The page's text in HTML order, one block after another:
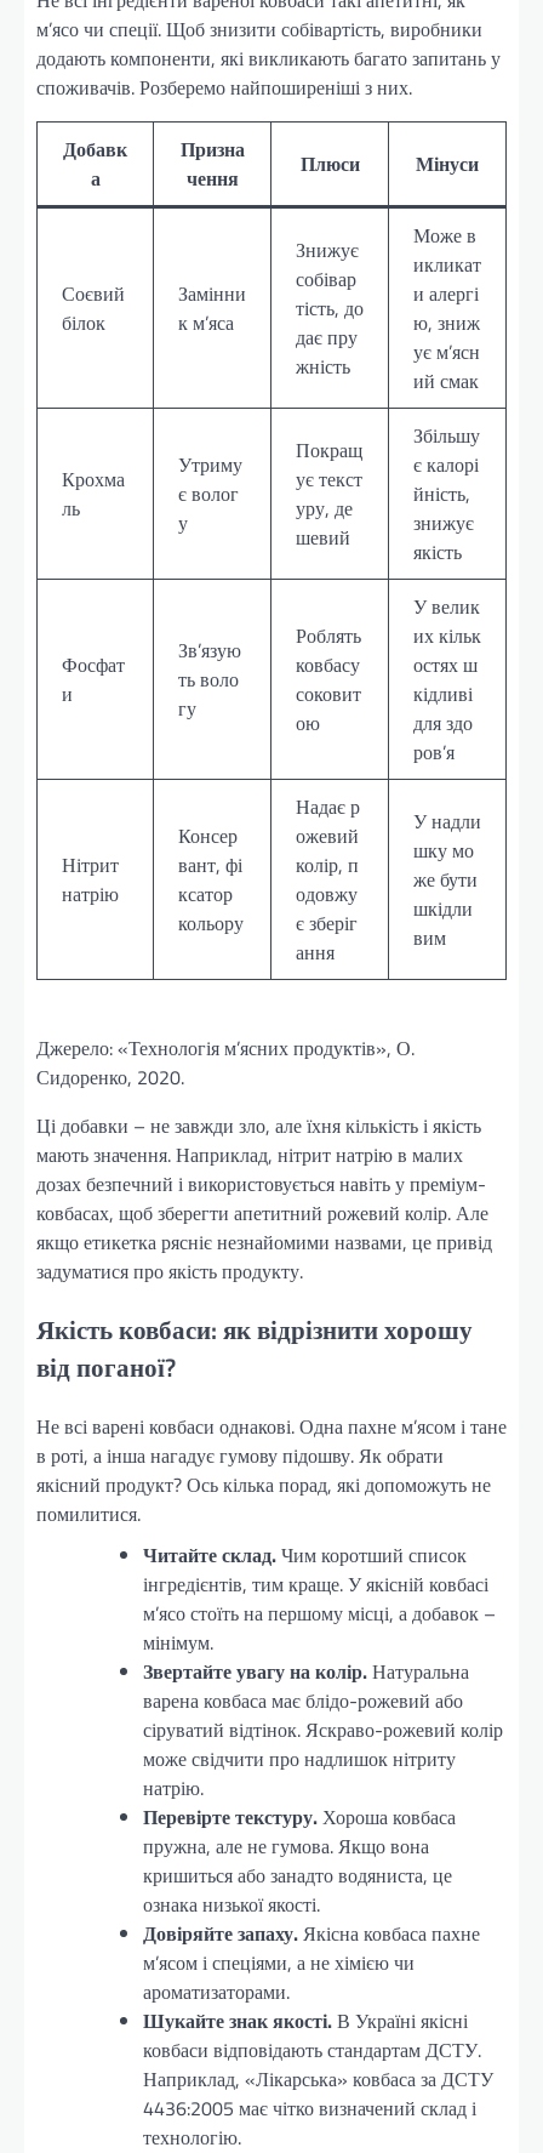
м’ясо чи спеції. Щоб знизити собівартість, виробники
додають компоненти, які викликають багато запитань у
споживачів. Розберемо найпоширеніші з них.
Добавк
а
Призна
чення
Плюси Мінуси
Соєвий
білок
Замінни
к м’яса
Знижує
собівар
тість, до
дає пру
жність
Може в
икликат
и алергі
ю, зниж
ує м’ясн
ий смак
Крохма
ль
Утриму
є волог
у
Покращ
ує текст
уру, де
шевий
Збільшу
є калорі
йність,
знижує
якість
Фосфат
и
Зв’язую
ть воло
гу
Роблять
ковбасу
соковит
ою
У велик
их кільк
остях ш
кідливі
для здо
ров’я
Нітрит
натрію
Консер
вант, фі
ксатор
кольору
Надає р
ожевий
колір, п
одовжу
є зберіг
ання
У надли
шку мо
же бути
шкідли
вим
Джерело: «Технологія м’ясних продуктів», О.
Сидоренко, 2020.
Ці добавки – не завжди зло, але їхня кількість і якість
мають значення. Наприклад, нітрит натрію в малих
дозах безпечний і використовується навіть у преміум-
ковбасах, щоб зберегти апетитний рожевий колір. Але
якщо етикетка рясніє незнайомими назвами, це привід
задуматися про якість продукту.
Якість ковбаси: як відрізнити хорошу
від поганої?
Не всі варені ковбаси однакові. Одна пахне м’ясом і тане
в роті, а інша нагадує гумову підошву. Як обрати
якісний продукт? Ось кілька порад, які допоможуть не
помилитися.
Читайте склад.Чим коротший список
інгредієнтів, тим краще. У якісній ковбасі
м’ясо стоїть на першому місці, а добавок –
мінімум.
Звертайте увагу на колір.Натуральна
варена ковбаса має блідо-рожевий або
сіруватий відтінок. Яскраво-рожевий колір
може свідчити про надлишок нітриту
натрію.
Перевірте текстуру.Хороша ковбаса
пружна, але не гумова. Якщо вона
кришиться або занадто водяниста, це
ознака низької якості.
Довіряйте запаху.Якісна ковбаса пахне
м’ясом і спеціями, а не хімією чи
ароматизаторами.
Шукайте знак якості.В Україні якісні
ковбаси відповідають стандартам ДСТУ.
Наприклад, «Лікарська» ковбаса за ДСТУ
4436:2005 має чітко визначений склад і
технологію.